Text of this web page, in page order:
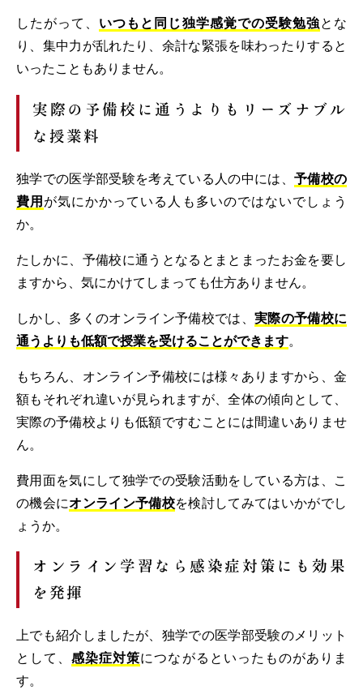
したがって、 いつもと同じ独学感覚での受験勉強とな
り、集中力が乱れたり、余計な緊張を味わったりすると
いったこともありません。
実際の予備校に通うよりもリーズナブル
な授業料
独学での医学部受験を考えている人の中には、 予備校の
費用が気にかかっている人も多いのではないでしょう
か。
たしかに、予備校に通うとなるとまとまったお金を要し
ますから、気にかけてしまっても仕方ありません。
しかし、多くのオンライン予備校では、 実際の予備校に
通うよりも低額で授業を受けることができます。
もちろん、オンライン予備校には様々ありますから、金
額もそれぞれ違いが見られますが、全体の傾向として、
実際の予備校よりも低額ですむことには間違いありませ
ん。
費用面を気にして独学での受験活動をしている方は、こ
の機会にオンライン予備校を検討してみてはいかがでし
ょうか。
オンライン学習なら感染症対策にも効果
を発揮
上でも紹介しましたが、独学での医学部受験のメリット
として、感染症対策につながるといったものがありま
す。